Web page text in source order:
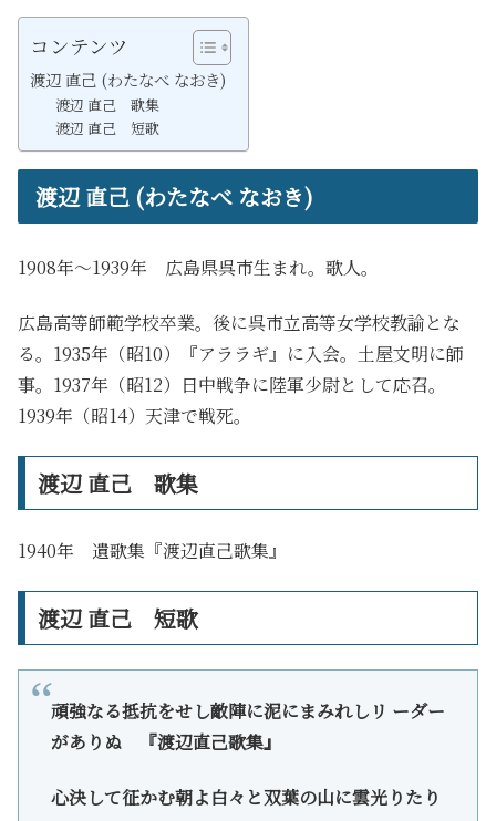
コンテンツ
渡辺 直己 (わたなべ なおき)
渡辺 直己 歌集
渡辺 直己 短歌
渡辺 直己 (わたなべ なおき)
1908年～1939年 広島県呉市生まれ。歌人。
広島高等師範学校卒業。後に呉市立高等女学校教諭とな
る。1935年（昭10）『アララギ』に入会。土屋文明に師
事。1937年（昭12）日中戦争に陸軍少尉として応召。
1939年（昭14）天津で戦死。
渡辺 直己 歌集
1940年 遺歌集『渡辺直己歌集』
渡辺 直己 短歌
頑強なる抵抗をせし敵陣に泥にまみれしリ ーダー
がありぬ 『渡辺直己歌集』
心決して征かむ朝よ白々と双葉の山に雲光りたり